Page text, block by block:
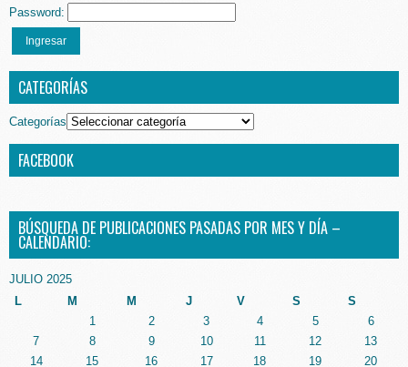
Password:
Ingresar
CATEGORÍAS
Categorías
FACEBOOK
BÚSQUEDA DE PUBLICACIONES PASADAS POR MES Y DÍA –
CALENDARIO:
JULIO 2025
L
M M J V S S
1 2 3 4 5
6
7
8 9 10 11 12
13
14
15 16 17 18 19
20